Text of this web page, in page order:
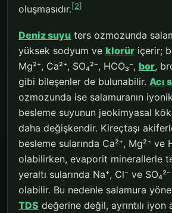
oluşmasıdır.[2]
Deniz suyu ters ozmozunda
yüksek sodyum ve klorür içerir;
Mg²⁺, Ca²⁺, SO₄²⁻, HCO₃⁻, bor,
gibi bileşenler de bulunabilir. Acı
ozmozunda ise salamuranın
besleme suyunun jeokimyasal
daha değişkendir. Kireçtaşı
besleme sularında Ca²⁺, Mg²⁺ ve
olabilirken, evaporit minerallerle
yeraltı sularında Na⁺, Cl⁻ ve
olabilir. Bu nedenle salamura
TDS değerine değil, ayrıntılı iyon